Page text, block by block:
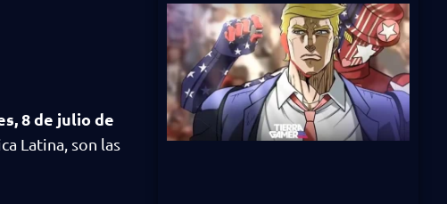
8 de julio de
Latina, son las